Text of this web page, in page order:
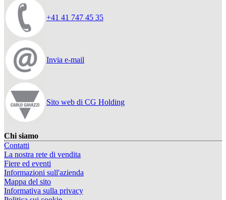
+41 41 747 45 35
Invia e-mail
Sito web di CG Holding
Chi siamo
Contatti
La nostra rete di vendita
Fiere ed eventi
Informazioni sull'azienda
Mappa del sito
Informativa sulla privacy